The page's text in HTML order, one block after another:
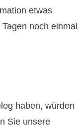
etwas
noch einmal
haben, würden
Sie unsere